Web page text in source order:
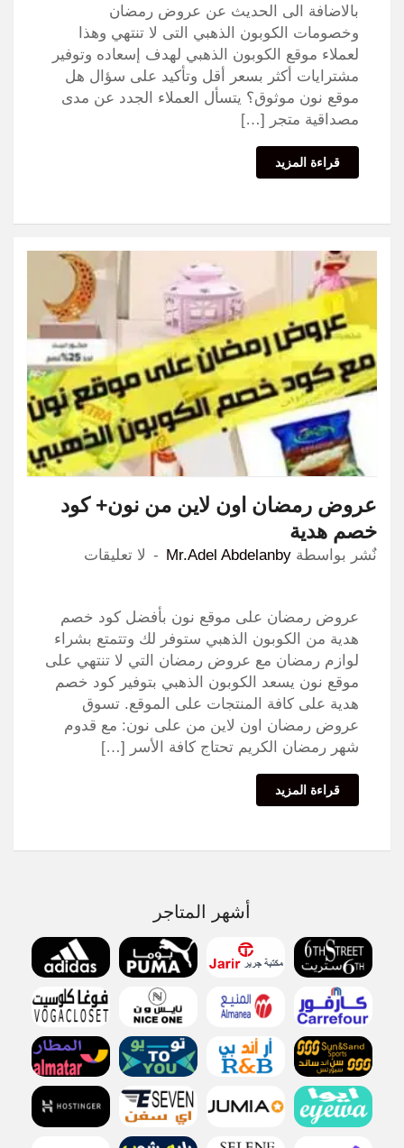
بالاضافة الى الحديث عن عروض رمضان
وخصومات الكوبون الذهبي التى لا تنتهي وهذا
لعملاء موقع الكوبون الذهبي لهدف إسعاده وتوفير
مشترايات أكثر بسعر أقل وتأكيد على سؤال هل
موقع نون موثوق؟ يتسأل العملاء الجدد عن مدى
مصداقية متجر […]
قراءة المزيد
عروض رمضان اون لاين من نون+ كود
خصم هدية
نٌشر بواسطة Mr.Adel Abdelanby لا تعليقات
عروض رمضان على موقع نون بأفضل كود خصم
هدية من الكوبون الذهبي ستوفر لك وتتمتع بشراء
لوازم رمضان مع عروض رمضان التي لا تنتهي على
موقع نون يسعد الكوبون الذهبي بتوفير كود خصم
هدية على كافة المنتجات على الموقع. تسوق
عروض رمضان اون لاين من على نون: مع قدوم
شهر رمضان الكريم تحتاج كافة الأسر […]
قراءة المزيد
أشهر المتاجر